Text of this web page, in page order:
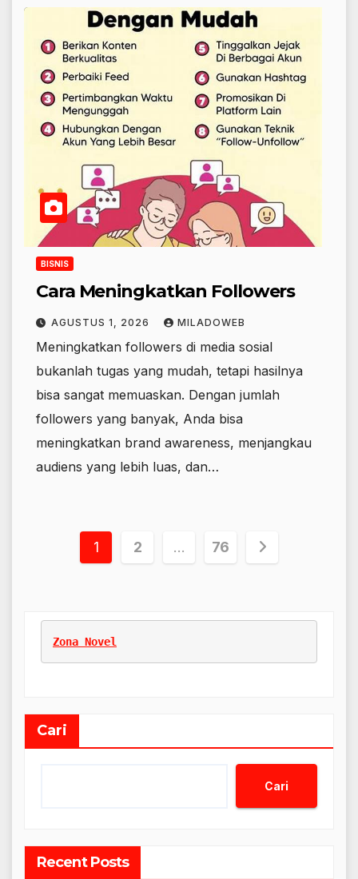
BISNIS
Cara Meningkatkan Followers
AGUSTUS 1, 2026 MILADOWEB
Meningkatkan followers di media sosial
bukanlah tugas yang mudah, tetapi hasilnya
bisa sangat memuaskan. Dengan jumlah
followers yang banyak, Anda bisa
meningkatkan brand awareness, menjangkau
audiens yang lebih luas, dan…
Paginasi
1 2 … 76
Zona Novel
Cari
Cari
Recent Posts